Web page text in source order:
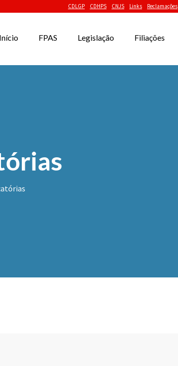
CDLGP CDHPS CNJS Links Reclamações
Início FPAS Legislação Filiações